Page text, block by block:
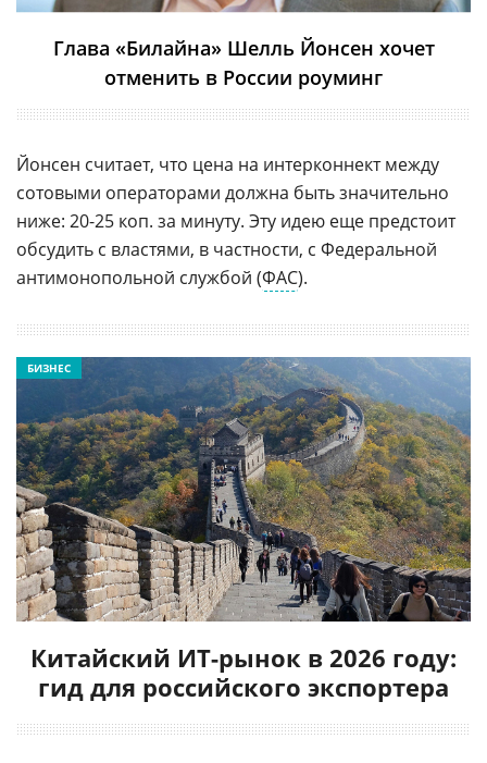
Глава «Билайна» Шелль Йонсен хочет
отменить в России роуминг
Йонсен считает, что цена на интерконнект между
сотовыми операторами должна быть значительно
ниже: 20-25 коп. за минуту. Эту идею еще предстоит
обсудить с властями, в частности, с Федеральной
антимонопольной службой (ФАС).
Китайский ИТ-рынок в 2026 году:
гид для российского экспортера
БИЗНЕС